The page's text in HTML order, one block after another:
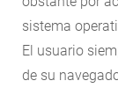
sistema
El usuario
de su